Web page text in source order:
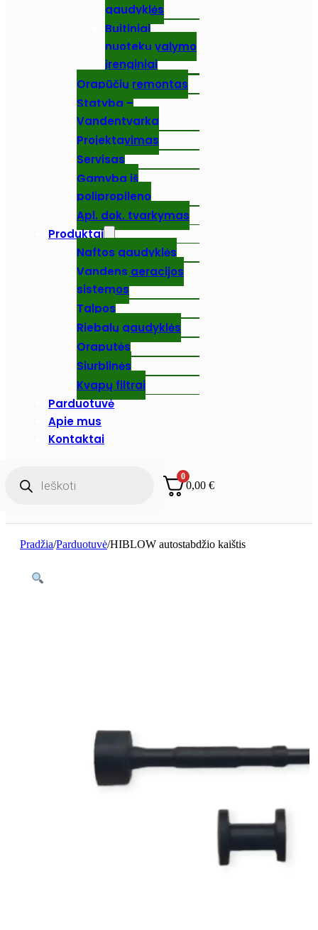
gaudyklės
Buitiniai
nuotekų valymo
įrenginiai
Orapūčių remontas
Statyba –
Vandentvarka
Projektavimas
Servisas
Gamyba iš
polipropileno
Apl. dok. tvarkymas
Produktai
Naftos gaudyklės
Vandens aeracijos
sistemos
Talpos
Riebalų gaudyklės
Oraputės
Siurblinės
Kvapų filtrai
Parduotuvė
Apie mus
Kontaktai
search
0
0,00€
Pradžia/Parduotuvė/HIBLOW autostabdžio kaištis